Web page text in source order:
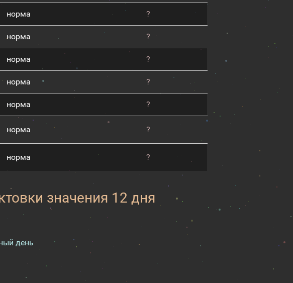
норма ?
норма ?
норма ?
норма ?
норма ?
норма ?
норма ?
значения 12 дня
день